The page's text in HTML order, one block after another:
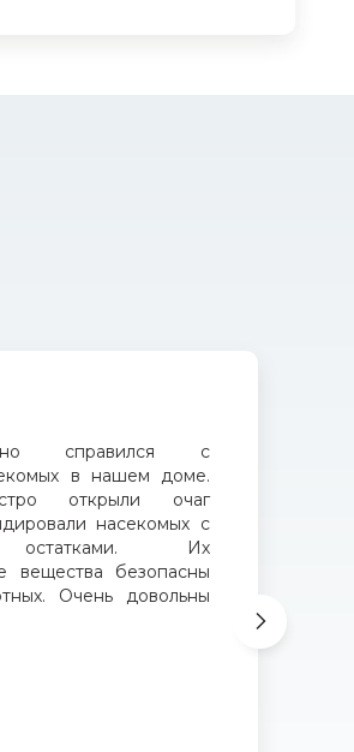
справился с
в нашем доме.
открыли очаг
насекомых с
остатками. Их
вещества безопасны
Очень довольны